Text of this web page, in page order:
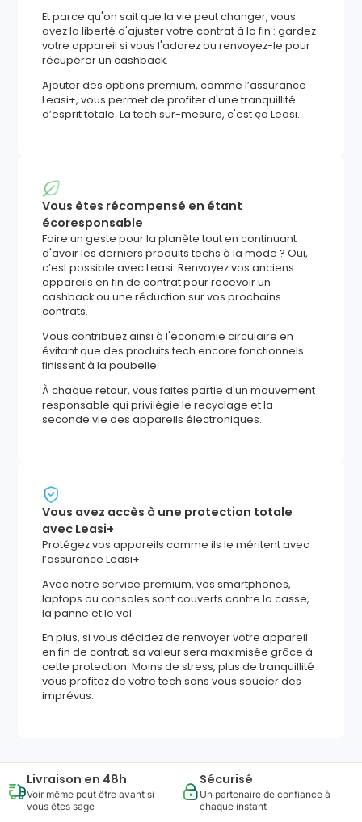
Et parce qu'on sait que la vie peut changer, vous
avez la liberté d'ajuster votre contrat à la fin : gardez
votre appareil si vous l'adorez ou renvoyez-le pour
récupérer un cashback.
Ajouter des options premium, comme l’assurance
Leasi+, vous permet de profiter d'une tranquillité
d’esprit totale. La tech sur-mesure, c'est ça Leasi.
Vous êtes récompensé en étant
écoresponsable
Faire un geste pour la planète tout en continuant
d'avoir les derniers produits techs à la mode ? Oui,
c’est possible avec Leasi. Renvoyez vos anciens
appareils en fin de contrat pour recevoir un
cashback ou une réduction sur vos prochains
contrats.
Vous contribuez ainsi à l'économie circulaire en
évitant que des produits tech encore fonctionnels
finissent à la poubelle.
À chaque retour, vous faites partie d'un mouvement
responsable qui privilégie le recyclage et la
seconde vie des appareils électroniques.
Vous avez accès à une protection totale
avec Leasi+
Protégez vos appareils comme ils le méritent avec
l’assurance Leasi+.
Avec notre service premium, vos smartphones,
laptops ou consoles sont couverts contre la casse,
la panne et le vol.
En plus, si vous décidez de renvoyer votre appareil
en fin de contrat, sa valeur sera maximisée grâce à
cette protection. Moins de stress, plus de tranquillité :
vous profitez de votre tech sans vous soucier des
imprévus.
Livraison en 48h
Voir même peut être avant si
vous êtes sage
Sécurisé
Un partenaire de confiance à
chaque instant